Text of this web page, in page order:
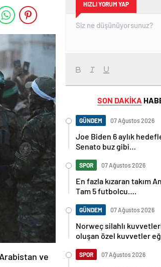
Arabistan ve
HIZLI YORUM YAP
SON DAKİKA
GÜNDEM 07 Ağustos 2026
Joe Biden 6 aylık
Senato buz gibi…
SPOR 07 Ağustos 2026
En fazla kızaran takım
Tam 5 futbolcu….
GÜNDEM 07 Ağustos 2026
Norweç silahlı
oluşan özel kuvvetler
SPOR 07 Ağustos 2026